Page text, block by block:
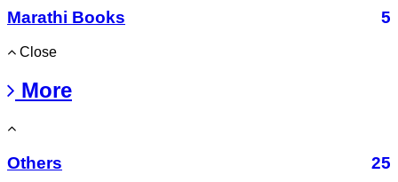
Marathi Books
5
Close
More
Others 25